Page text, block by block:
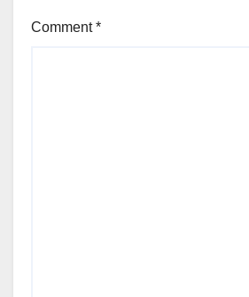
Comment*